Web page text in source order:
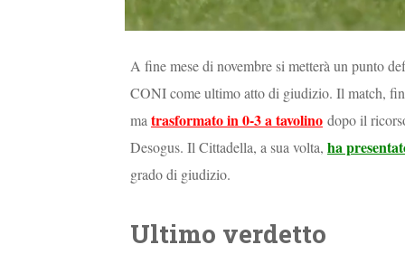
A fine mese di novembre si metterà un punto
CONI come ultimo atto di giudizio. Il match,
ma trasformato in 0-3 a tavolino dopo il
Desogus. Il Cittadella, a sua volta, ha
grado di giudizio.
Ultimo verdetto